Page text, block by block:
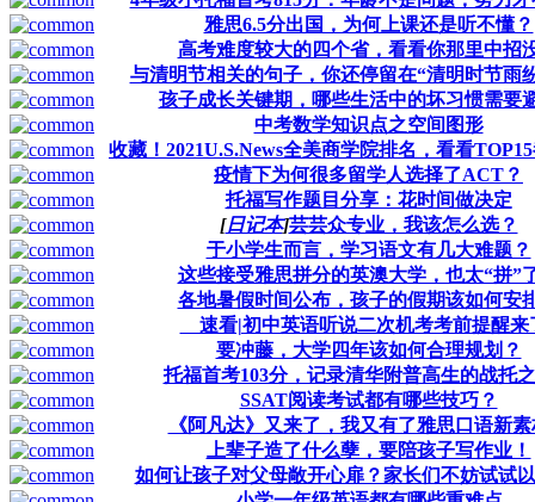
雅思6.5分出国，为何上课还是听不懂？
高考难度较大的四个省，看看你那里中招
与清明节相关的句子，你还停留在“清明时节雨
孩子成长关键期，哪些生活中的坏习惯需要
中考数学知识点之空间图形
收藏！2021U.S.News全美商学院排名，看看
疫情下为何很多留学人选择了ACT？
托福写作题目分享：花时间做决定
[日记本]芸芸众专业，我该怎么选？
于小学生而言，学习语文有几大难题？
这些接受雅思拼分的英澳大学，也太“拼”
各地暑假时间公布，孩子的假期该如何安
速看|初中英语听说二次机考考前提醒来
要冲藤，大学四年该如何合理规划？
托福首考103分，记录清华附普高生的战托
SSAT阅读考试都有哪些技巧？
《阿凡达》又来了，我又有了雅思口语新
上辈子造了什么孽，要陪孩子写作业！
如何让孩子对父母敞开心扉？家长们不妨试试